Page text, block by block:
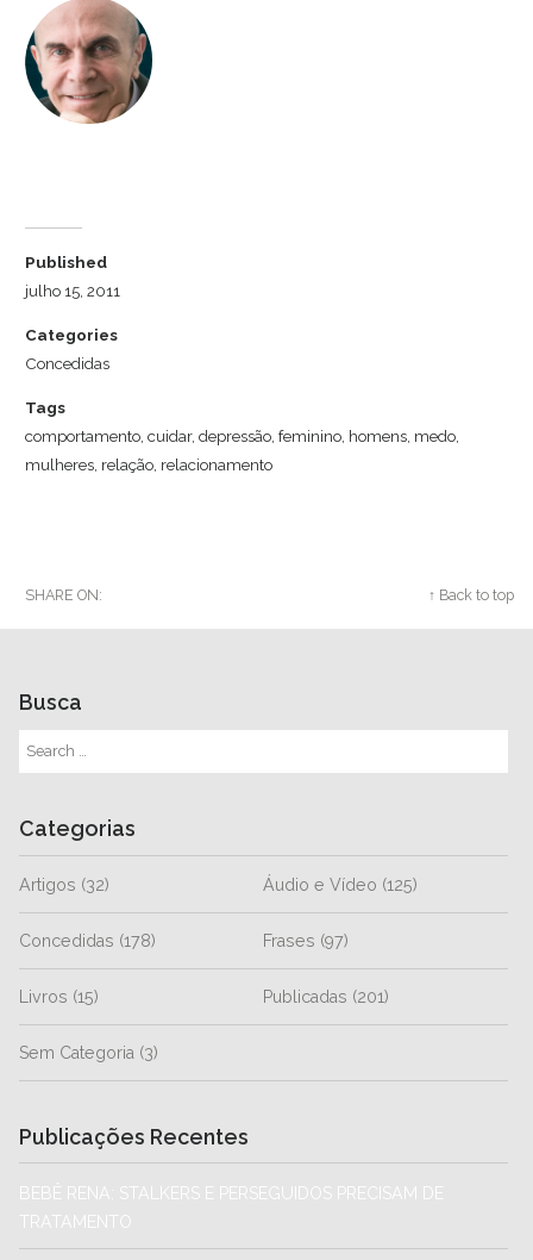
Published
julho 15, 2011
Categories
Concedidas
Tags
comportamento,cuidar,depressão,feminino, homens, medo,
mulheres, relação, relacionamento
SHARE ON: ↑ Back to top
Busca
Categorias
Artigos (32) Áudio e Vídeo (125)
Concedidas (178) Frases (97)
Livros (15) Publicadas (201)
Sem Categoria (3)
Publicações Recentes
BEBÊ RENA: STALKERS E PERSEGUIDOS PRECISAM DE
TRATAMENTO